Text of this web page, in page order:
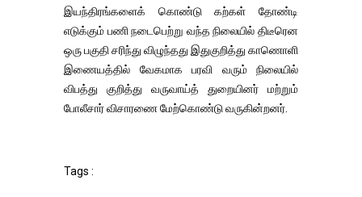
இயந்திரங்களைக் கொண்டு கற்கள் தோண்டி
எடுக்கும் பணி நடைபெற்று வந்த நிலையில் திடீரென
ஒரு பகுதி சரிந்து விழுந்தது இதுகுறித்து காணொளி
இணையத்தில் வேகமாக பரவி வரும் நிலையில்
விபத்து குறித்து வருவாய்த் துறையினர் மற்றும்
போலீசார் விசாரணை மேற்கொண்டு வருகின்றனர்.
Tags :